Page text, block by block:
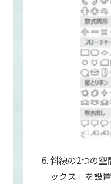
斜線の2つの空
ックス」を設